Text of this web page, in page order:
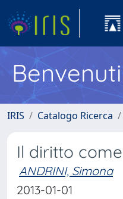
IRIS Catalogo Ricerca
Il diritto
ANDRINI, Simona
2013-01-01